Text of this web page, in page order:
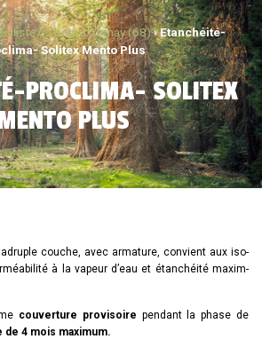
du bois à Cernay (68)›Etanchéité-
Solitex Mento Plus
PROCLIMA- SOLITEX
PLUS
couche, avec arma­ture, con­vi­ent aux iso­
à la va­peur d’eau et étanchéité max­i­m­
couverture provisoire pendant la phase de
de 4 mois maximum.